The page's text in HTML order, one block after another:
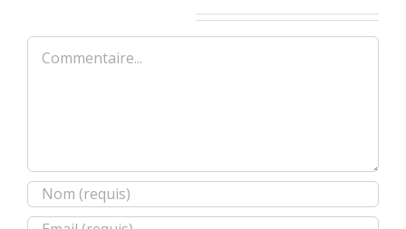
Commentaire